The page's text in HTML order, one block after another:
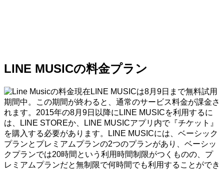
LINE MUSICの料金プラン
現在LINE MUSICは8月9日まで無料試用
期間中。この期間が終わると、通常のサービス料金が課金さ
れます。2015年の8月9日以降にLINE MUSICを利用するに
は、LINE STOREか、LINE MUSICアプリ内で『チケット』
を購入する必要があります。LINE MUSICには、ベーシック
プランとプレミアムプランの2つのプランがあり、ベーシッ
クプランでは20時間という利用時間制限がつくものの、プ
レミアムプランだと無制限で何時間でも利用することができ